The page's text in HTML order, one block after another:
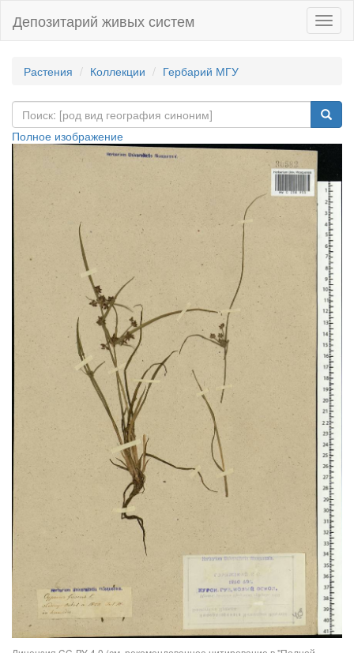
Депозитарий живых систем
Растения Коллекции Гербарий МГУ
Полное изображение